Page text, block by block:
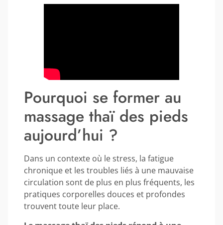
Pourquoi se former au
massage thaï des pieds
aujourd’hui ?
Dans un contexte où le stress, la fatigue
chronique et les troubles liés à une mauvaise
circulation sont de plus en plus fréquents, les
pratiques corporelles douces et profondes
trouvent toute leur place.